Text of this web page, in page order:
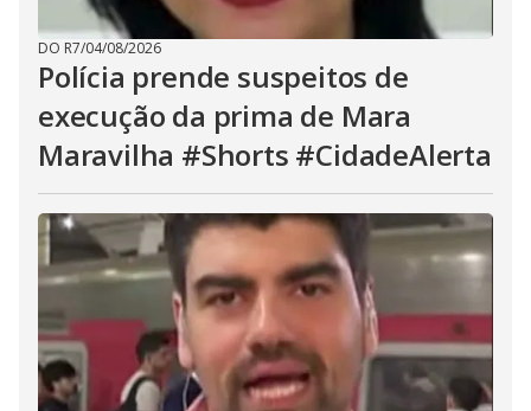
DO R7/04/08/2026
Polícia prende suspeitos de
execução da prima de Mara
Maravilha #Shorts #CidadeAlerta